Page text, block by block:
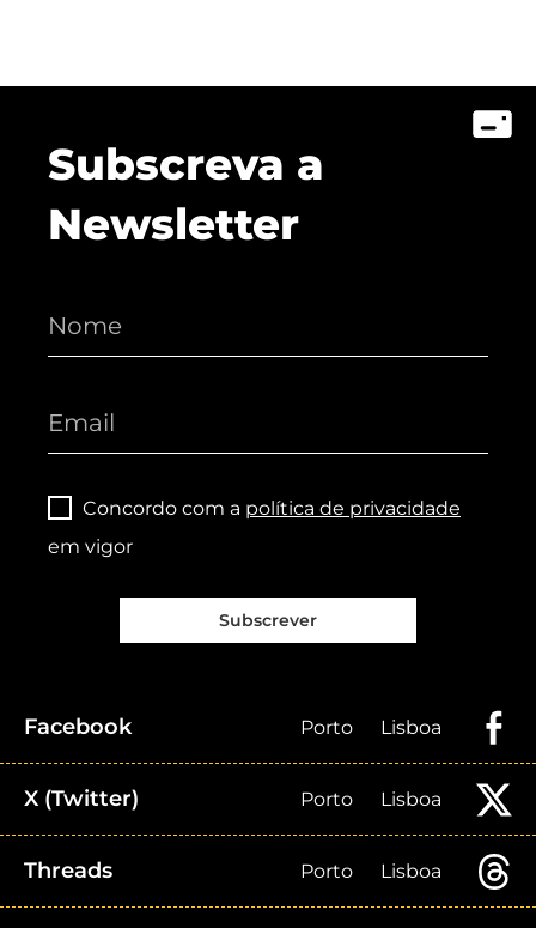
Subscreva a
Newsletter
Concordo com a política de privacidade
em vigor
Subscrever
Facebook Porto Lisboa
X (Twitter) Porto Lisboa
Threads Porto Lisboa